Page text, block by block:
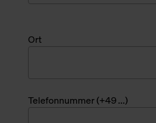
Ort
Telefonnummer (+49 ...)